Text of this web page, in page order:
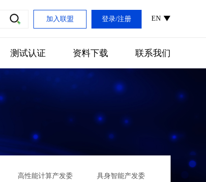
EN
登录/注册
加入联盟
测试认证 资料下载 联系我们
高性能计算产发委 具身智能产发委